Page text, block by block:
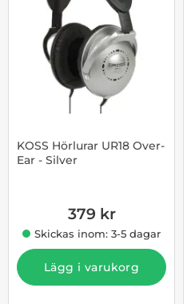
KOSS Hörlurar UR18 Over-
Ear - Silver
379 kr
Skickas inom: 3-5 dagar
Lägg i varukorg